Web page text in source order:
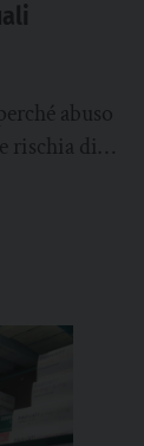
abuso
rischia di